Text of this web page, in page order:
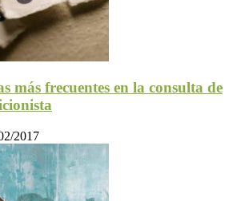
más frecuentes en la consulta de
2017